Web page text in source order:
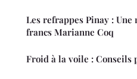
Les refrappes Pinay :
francs Marianne Coq
Froid à la voile : Conseils